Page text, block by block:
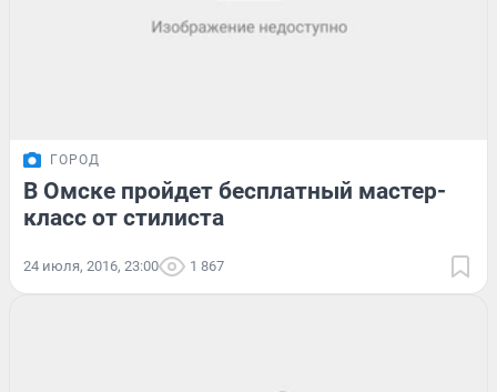
ГОРОД
В Омске пройдет бесплатный мастер-
класс от стилиста
24 июля, 2016, 23:00 1 867